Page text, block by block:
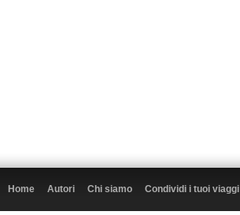
Home Autori Chi siamo Condividi i tuoi viaggi